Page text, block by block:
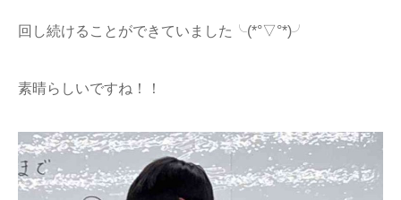
回し続けることができていました╰(*°▽°*)╯
素晴らしいですね！！